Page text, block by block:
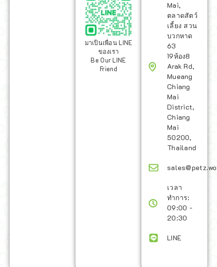
มาเป็นเพื่อน LINE
ของเรา
Be Our LINE
Friend
Mai,
ตลาดสัตว์
เลี้ยง สวน
บวกหาด
63
19ห้อง8
Arak Rd,
Mueang
Chiang
Mai
District,
Chiang
Mai
50200,
Thailand
เวลา
ทำการ:
09:00 -
20:30
LINE